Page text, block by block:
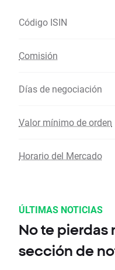
Código ISIN
Comisión
Días de negociación
Valor mínimo de orden
Horario del Mercado
ÚLTIMAS NOTICIAS
No te pierdas
sección de